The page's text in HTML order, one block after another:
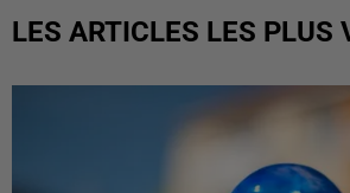
LES ARTICLES LES PLUS